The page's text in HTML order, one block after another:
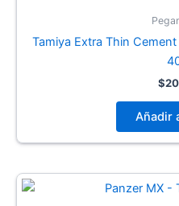
Tamiya Extra Thin
$
Añadir